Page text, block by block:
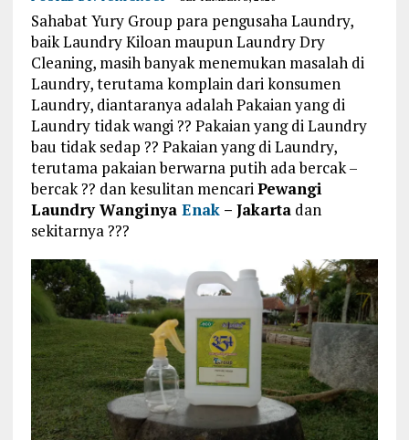
Sahabat Yury Group para pengusaha Laundry,
baik Laundry Kiloan maupun Laundry Dry
Cleaning, masih banyak menemukan masalah di
Laundry, terutama komplain dari konsumen
Laundry, diantaranya adalah Pakaian yang di
Laundry tidak wangi ?? Pakaian yang di Laundry
bau tidak sedap ?? Pakaian yang di Laundry,
terutama pakaian berwarna putih ada bercak –
bercak ?? dan kesulitan mencariPewangi
Laundry Wanginya Enak– Jakartadan
sekitarnya ???